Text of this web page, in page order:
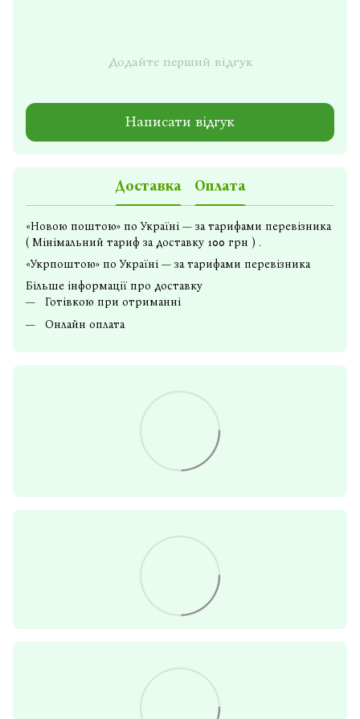
Додайте перший відгук
Написати відгук
Доставка Оплата
«Новою поштою» по Україні — за тарифами перевізника
( Мінімальний тариф за доставку 100 грн ) .
«Укрпоштою» по Україні — за тарифами перевізника
Більше інформації про доставку
Готівкою при отриманні
Онлайн оплата